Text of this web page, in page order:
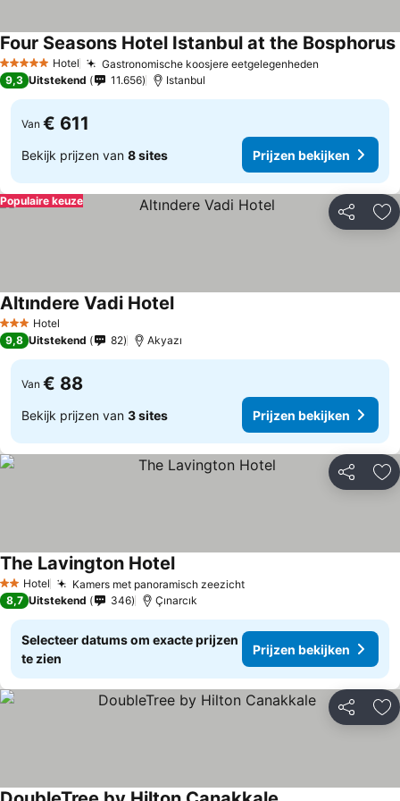
5 Sterren Hotel Gastronomische koosjere eetgelegenheden
Four Seasons Hotel Istanbul at the Bosphorus
9,3 Uitstekend 11.656 Istanbul
Van € 611
Bekijk prijzen van 8 sites Prijzen bekijken
Delen
Populaire keuze
3 SterrenHotel
Altındere Vadi Hotel
9,8 Uitstekend 82 Akyazı
Van € 88
Bekijk prijzen van 3 sites Prijzen bekijken
Delen
2 Sterren
Hotel Kamers met panoramisch zeezicht
The Lavington Hotel
8,7 Uitstekend 346 Çınarcık
Selecteer datums om exacte prijzen
te zien
Prijzen bekijken
Delen